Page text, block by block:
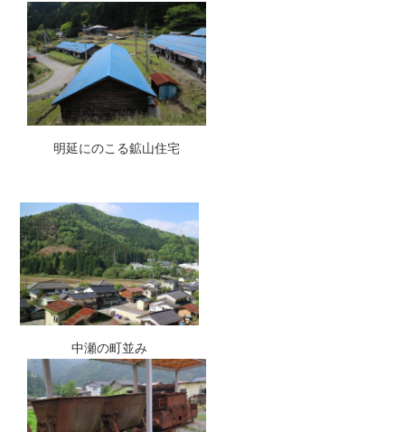
明延にのこる鉱山住宅
中瀬の町並み